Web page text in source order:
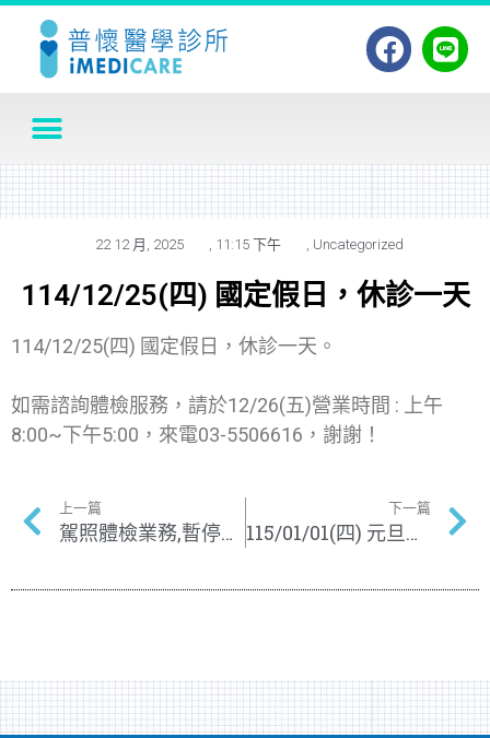
22 12 月, 2025 , 11:15 下午 , Uncategorized
114/12/25(四) 國定假日，休診一天
114/12/25(四) 國定假日，休診一天。
如需諮詢體檢服務，請於12/26(五)營業時間 : 上午
8:00~下午5:00，來電03-5506616，謝謝！
上一篇
駕照體檢業務,暫停辦理日期公告
下一篇
115/01/01(四) 元旦，休診一天